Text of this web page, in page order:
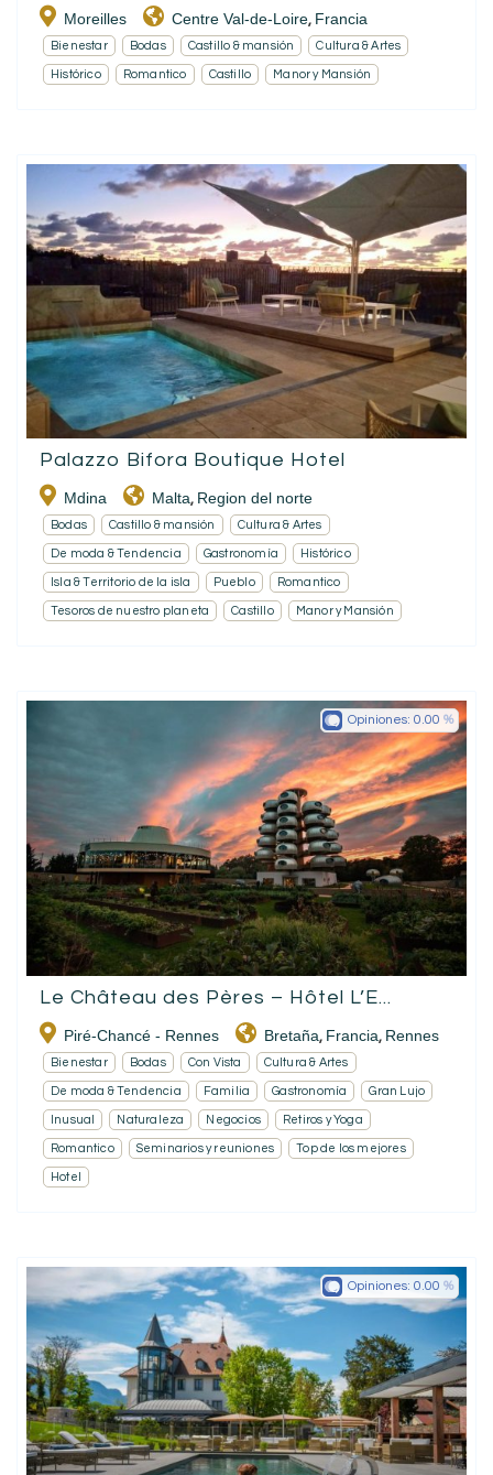
Moreilles Centre Val-de-Loire, Francia
Bienestar Bodas Castillo & mansión Cultura & Artes
Histórico Romantico Castillo Manor y Mansión
Palazzo Bifora Boutique Hotel
Mdina Malta, Region del norte
Bodas Castillo & mansión Cultura & Artes
De moda & Tendencia Gastronomía Histórico
Isla & Territorio de la isla Pueblo Romantico
Tesoros de nuestro planeta Castillo Manor y Mansión
Le Château des Pères – Hôtel L’E...
Piré-Chancé - Rennes Bretaña, Francia, Rennes
Opiniones: 0.00
Bienestar Bodas Con Vista Cultura & Artes
De moda & Tendencia Familia Gastronomía Gran Lujo
Inusual Naturaleza Negocios Retiros y Yoga
Romantico Seminarios y reuniones Top de los mejores
Hotel
Opiniones: 0.00